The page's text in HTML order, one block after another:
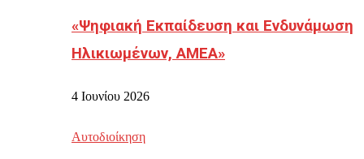
«Ψηφιακή Εκπαίδευση και Ενδυνάμωση
Ηλικιωμένων, ΑΜΕΑ»
4 Ιουνίου 2026
Αυτοδιοίκηση